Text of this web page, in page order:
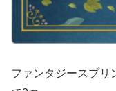
ファンタジースプリ